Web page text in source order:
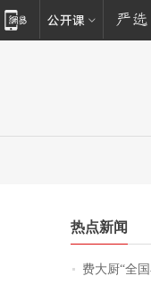
热点新闻
费大厨“全国小炒